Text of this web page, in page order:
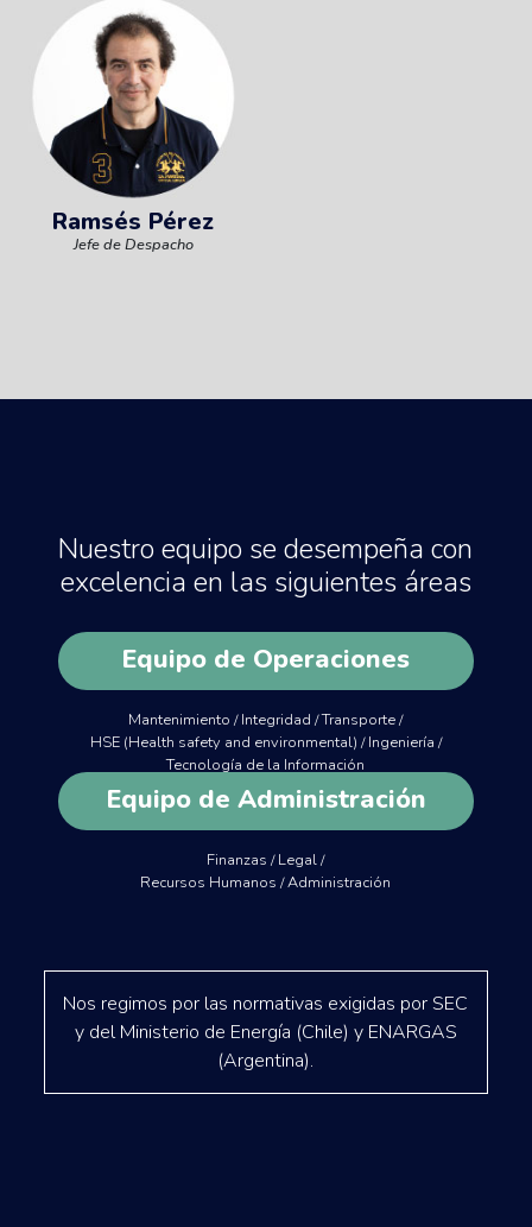
Ramsés Pérez
Jefe de Despacho
Nuestro equipo se desempeña con
excelencia en las siguientes áreas
Equipo de Operaciones
Mantenimiento / Integridad / Transporte /
HSE (Health safety and environmental) / Ingeniería /
Tecnología de la Información
Equipo de Administración
Finanzas / Legal /
Recursos Humanos / Administración
Nos regimos por las normativas exigidas por SEC
y del Ministerio de Energía (Chile) y ENARGAS
(Argentina).